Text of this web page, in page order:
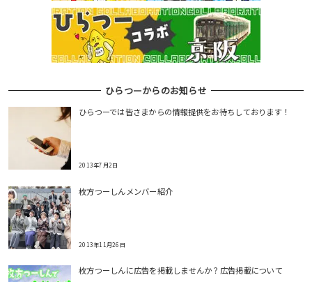
ひらつーからのお知らせ
ひらつーでは皆さまからの情報提供をお待ちしております！
2013年7月2日
枚方つーしんメンバー紹介
2013年11月26日
枚方つーしんに広告を掲載しませんか？広告掲載について